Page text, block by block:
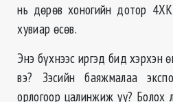
нь дөрөв хоногийн дотор
хувиар өсөв.
Энэ бүхнээс иргэд бид хэрхэн
вэ? Зэсийн баяжмалаа
орлогоор цалинжиж уу? Болох